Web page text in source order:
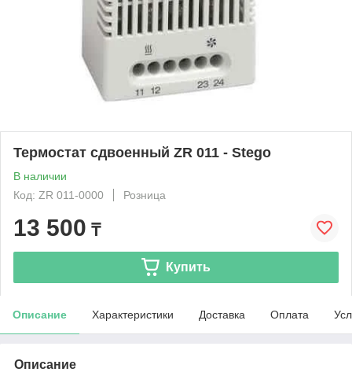
Термостат сдвоенный ZR 011 - Stego
В наличии
Код: ZR 011-0000
Розница
13 500 ₸
Купить
Описание Характеристики Доставка Оплата
Описание